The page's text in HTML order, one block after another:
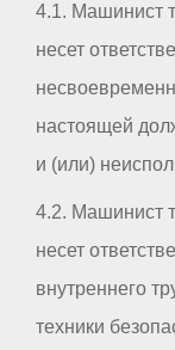
4.1. Машинист
несет
настоящей
и (или)
4.2. Машинист
несет
внутреннего
техники